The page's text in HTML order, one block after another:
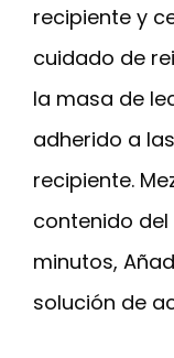
recipiente y
cuidado de
la masa de
adherido a
recipiente.
contenido
minutos,
solución de